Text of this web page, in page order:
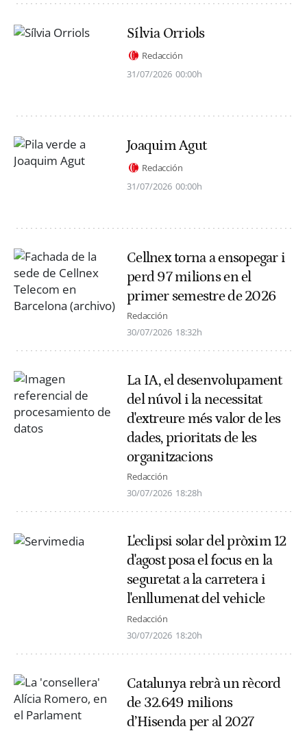
Sílvia Orriols
Redacción
31/07/2026 00:00h
Joaquim Agut
Redacción
31/07/2026 00:00h
Cellnex torna a ensopegar i
perd 97 milions en el
primer semestre de 2026
Redacción
30/07/2026 18:32h
La IA, el desenvolupament
del núvol i la necessitat
d'extreure més valor de les
dades, prioritats de les
organitzacions
Redacción
30/07/2026 18:28h
L'eclipsi solar del pròxim 12
d'agost posa el focus en la
seguretat a la carretera i
l'enllumenat del vehicle
Redacción
30/07/2026 18:20h
Catalunya rebrà un rècord
de 32.649 milions
d’Hisenda per al 2027